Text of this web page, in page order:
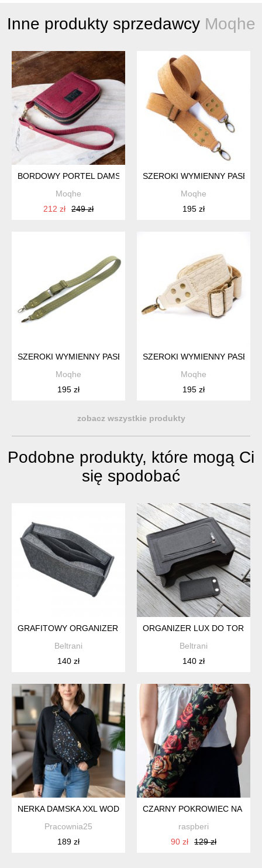
Inne produkty sprzedawcy Moqhe
BORDOWY PORTEL DAMSKI Z KORKA - JASNOZŁOTE OKUCIA
Moqhe
212 zł
249 zł
SZEROKI WYMIENNY PASEK
Moqhe
195 zł
SZEROKI WYMIENNY PASEK DO TOREBKI - KHAKI, SZER. 4
Moqhe
195 zł
SZEROKI WYMIENNY PASEK
Moqhe
195 zł
zobacz wszystkie produkty
Podobne produkty, które mogą Ci
się spodobać
GRAFITOWY ORGANIZER DO TOREBKI TYPU SHOPPERKA -
Beltrani
140 zł
ORGANIZER LUX DO
Beltrani
140 zł
NERKA DAMSKA XXL WODOODPORNA LASTRYKO NS05XXL -
Pracownia25
189 zł
CZARNY POKROWIEC NA
raspberi
90 zł
129 zł